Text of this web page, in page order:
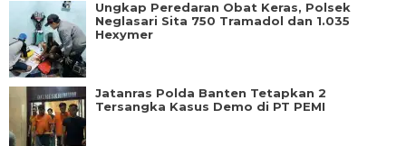
Ungkap Peredaran Obat Keras, Polsek
Neglasari Sita 750 Tramadol dan 1.035
Hexymer
Jatanras Polda Banten Tetapkan 2
Tersangka Kasus Demo di PT PEMI